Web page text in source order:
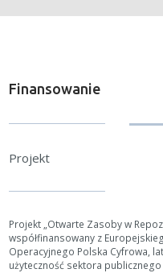
Finansowanie
Projekt
Projekt „Otwarte Zasoby w
współfinansowany z
Operacyjnego Polska Cyfrowa,
użyteczność sektora